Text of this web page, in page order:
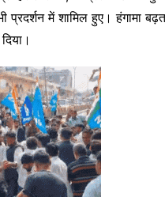
प्रदर्शन में शामिल हुए। हंगामा